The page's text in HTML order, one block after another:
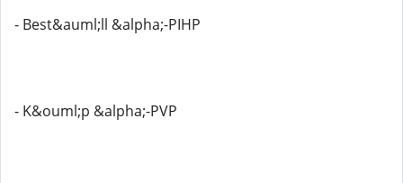
- Best&auml;ll &alpha;-PIHP
- K&ouml;p &alpha;-PVP